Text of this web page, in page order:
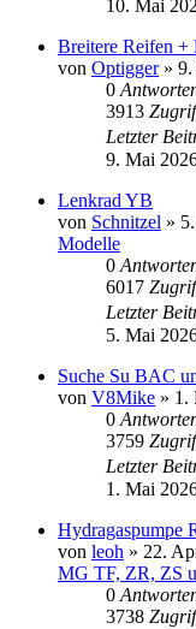
10. Mai
Breitere Reifen +
von Optigger» 9.
0
3913
Letzter
9. Mai
Lenkrad YB
von Schnitzel »
Modelle
0
6017
Letzter
5. Mai
Suche Su BAC
von V8Mike » 1.
0
3759
Letzter
1. Mai
Hydragaspumpe
von leoh » 22.
MG TF, ZR, ZS
0
3738